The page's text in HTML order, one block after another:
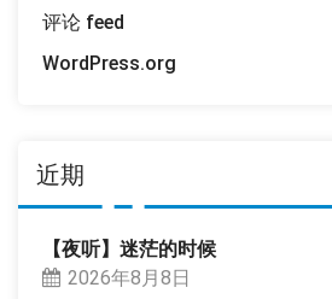
评论 feed
WordPress.org
近期
【夜听】迷茫的时候
2026年8月8日